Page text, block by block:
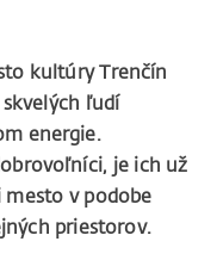
kultúry Trenčín
ľudí
energie.
je ich už
mesto v podobe
priestorov.